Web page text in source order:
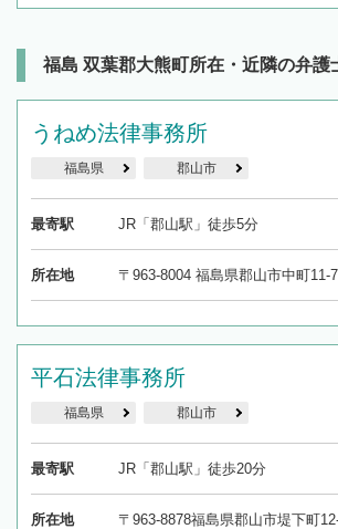
福島 双葉郡大熊町所在・近隣の弁護
うねめ法律事務所
福島県 郡山市
最寄駅 JR「郡山駅」徒歩5分
所在地 〒963-8004 福島県郡山市中町11-
平石法律事務所
福島県 郡山市
最寄駅 JR「郡山駅」徒歩20分
所在地
〒963-8878福島県郡山市堤下町